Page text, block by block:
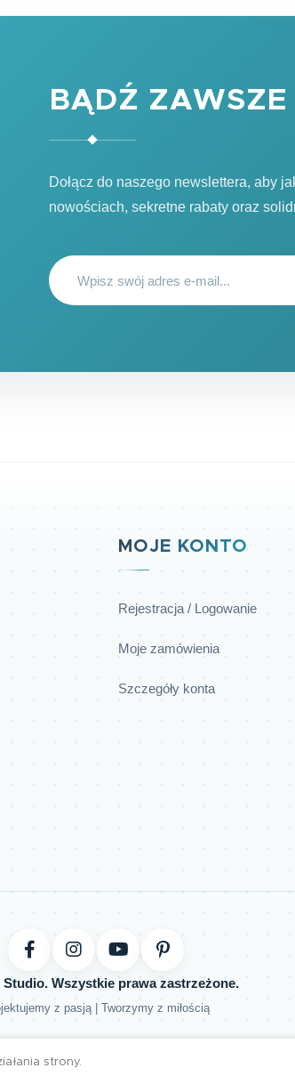
BĄDŹ
Dołącz do naszego newslettera, aby
nowościach, sekretne rabaty oraz
MOJE KONTO
Rejestracja / Logowanie
Moje zamówienia
Szczegóły konta
Studio. Wszystkie prawa zastrzeżone.
z pasją | Tworzymy z miłością
strony.